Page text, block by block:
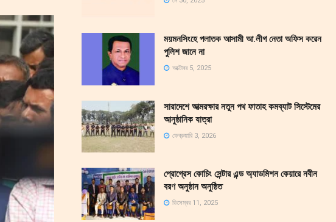
ময়মনসিংহে পলাতক আসামী আ.লীগ নেতা অফিস করেন
পুলিশ জানে না
অক্টোবর 5, 2025
সারাদেশে আত্মরক্ষার নতুন পথ ফাতাহ কমব্যাট সিস্টেমের
আনুষ্ঠানিক যাত্রা
ফেব্রুয়ারি 3, 2026
প্রোগ্রেস কোচিং সেন্টার এন্ড অ্যাডমিশন কেয়ারে নবীন
বরণ অনুষ্ঠান অনুষ্ঠিত
ডিসেম্বর 11, 2025